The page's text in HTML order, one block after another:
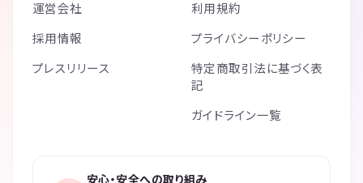
運営会社
採用情報
プレスリリース
利用規約
プライバシーポリシー
特定商取引法に基づく表
記
ガイドライン一覧
安心・安全への取り組み